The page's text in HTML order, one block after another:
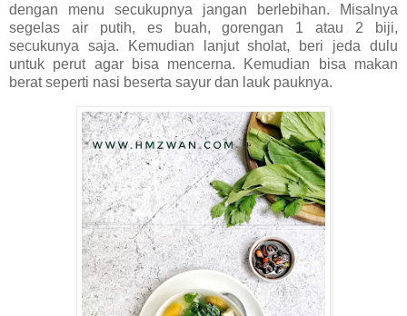
dengan menu secukupnya jangan berlebihan. Misalnya
segelas air putih, es buah, gorengan 1 atau 2 biji,
secukunya saja. Kemudian lanjut sholat, beri jeda dulu
untuk perut agar bisa mencerna. Kemudian bisa makan
berat seperti nasi beserta sayur dan lauk pauknya.